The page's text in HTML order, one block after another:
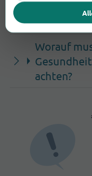
Niederau?
Worauf
achten?